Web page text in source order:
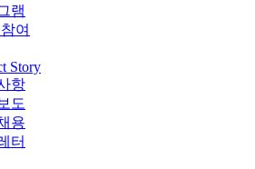
램
여
Story
항
도
용
터